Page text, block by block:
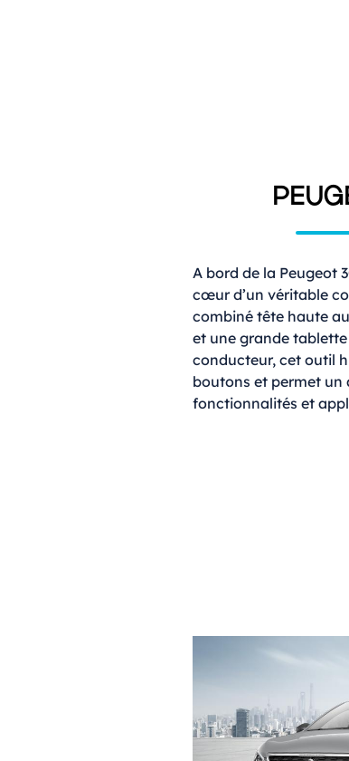
A bord de la Peugeot
cœur d’un véritable
combiné tête haute
et une grande tablette
conducteur, cet outil
boutons et permet un
fonctionnalités et